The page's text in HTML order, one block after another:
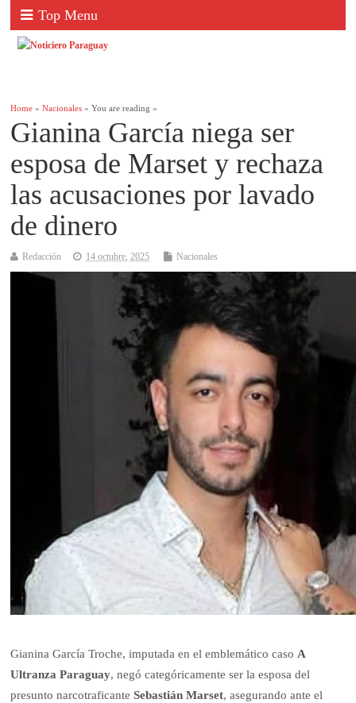
Top Menu
Home »Nacionales » You are reading »
Gianina García niega ser
esposa de Marset y rechaza
las acusaciones por lavado
de dinero
Redacción 14 octubre, 2025 Nacionales
Gianina García Troche, imputada en el emblemático caso A
Ultranza Paraguay, negó categóricamente ser la esposa del
presunto narcotraficanteSebastián Marset, asegurando ante el